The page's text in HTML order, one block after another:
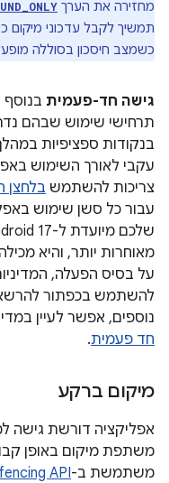
מחזירה את הערך
תמשיך לקבל עדכוני מיקום
כשמצב חיסכון בסוללה
גישה חד-פעמית בנוסף
תרחישי שימוש שבהם
בנקודות ספציפיות
עקבי לאורך השימוש
צריכות להשתמש בלחצן
עבור כל סשן שימוש
מאוחרות יותר, והיא
להשתמש בכפתור
נוספים, אפשר לעיין
חד פעמית.
מיקום ברקע
אפליקציה דורשת גישה
משתפת מיקום באופן
משתמשת ב-API